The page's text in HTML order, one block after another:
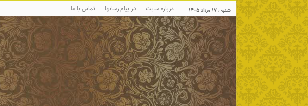
شنبه , ۱۷ مرداد ۱۴۰۵ درباره سایت در پیام رسانها تماس با ما